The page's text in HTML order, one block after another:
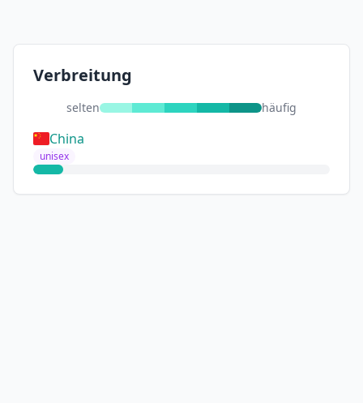
Verbreitung
selten häufig
China
unisex